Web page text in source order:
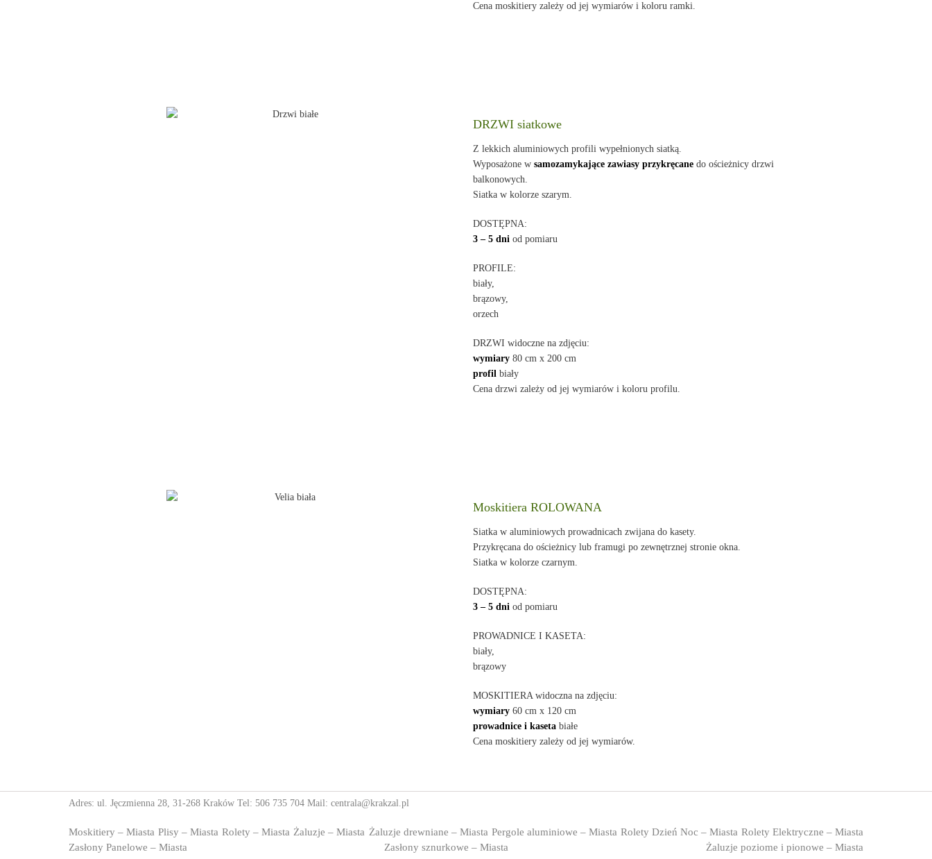
Cena moskitiery zależy od jej wymiarów i koloru ramki.
DRZWI siatkowe
Z lekkich aluminiowych profili wypełnionych siatką.
Wyposażone wsamozamykające zawiasy przykręcane do ościeżnicy drzwi
balkonowych.
Siatka w kolorze szarym.
DOSTĘPNA:
3 – 5 dni od pomiaru
PROFILE:
biały,
brązowy,
orzech
DRZWI widoczne na zdjęciu:
wymiary 80 cm x 200 cm
profil biały
Cena drzwi zależy od jej wymiarów i koloru profilu.
Moskitiera ROLOWANA
Siatka w aluminiowych prowadnicach zwijana do kasety.
Przykręcana do ościeżnicy lub framugi po zewnętrznej stronie okna.
Siatka w kolorze czarnym.
DOSTĘPNA:
3 – 5 dni od pomiaru
PROWADNICE I KASETA:
biały,
brązowy
MOSKITIERA widoczna na zdjęciu:
wymiary 60 cm x 120 cm
prowadnice i kaseta białe
Cena moskitiery zależy od jej wymiarów.
Adres: ul. Jęczmienna 28, 31-268 Kraków Tel: 506 735 704Mail: centrala@krakzal.pl
Moskitiery – Miasta Plisy – Miasta Rolety – Miasta Żaluzje – Miasta Żaluzje drewniane – Miasta Pergole aluminiowe – Miasta Rolety Dzień Noc – Miasta Rolety Elektryczne – Miasta
Zasłony Panelowe – Miasta
Zasłony sznurkowe – Miasta Żaluzje poziome i pionowe – Miasta